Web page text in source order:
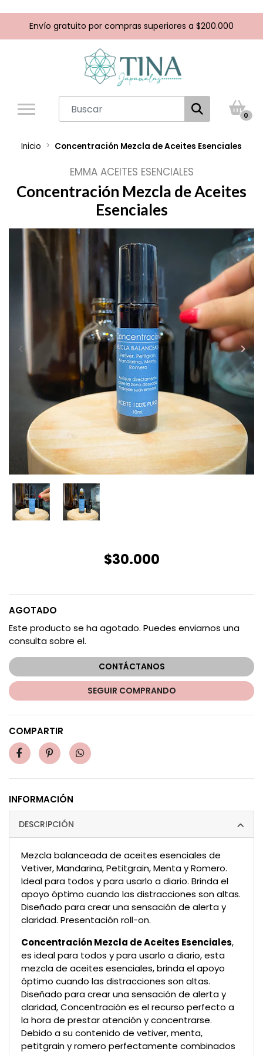
Envío gratuito por compras superiores a $200.000
0
Inicio Concentración Mezcla de Aceites Esenciales
EMMA ACEITES ESENCIALES
Concentración Mezcla de Aceites
Esenciales
$30.000
AGOTADO
Este producto se ha agotado. Puedes enviarnos una
consulta sobre el.
CONTÁCTANOS
SEGUIR COMPRANDO
COMPARTIR
INFORMACIÓN
DESCRIPCIÓN
Mezcla balanceada de aceites esenciales de
Vetiver, Mandarina, Petitgrain, Menta y Romero.
Ideal para todos y para usarlo a diario. Brinda el
apoyo óptimo cuando las distracciones son altas.
Diseñado para crear una sensación de alerta y
claridad. Presentación roll-on.
Concentración Mezcla de Aceites Esenciales,
es ideal para todos y para usarlo a diario, esta
mezcla de aceites esenciales, brinda el apoyo
óptimo cuando las distracciones son altas.
Diseñado para crear una sensación de alerta y
claridad, Concentración es el recurso perfecto a
la hora de prestar atención y concentrarse.
Debido a su contenido de vetiver, menta,
petitgrain y romero perfectamente combinados